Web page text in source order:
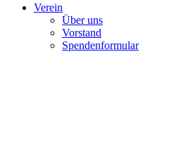
Verein
Über uns
Vorstand
Spendenformular